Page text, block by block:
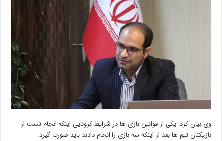
وی بیان کرد: یکی از قوانین بازی ها در شرایط کرونایی اینکه انجام تست از
بازیکنان تیم ها بعد از اینکه سه بازی را انجام دادند باید صورت گیرد.